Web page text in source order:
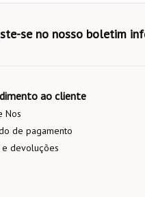
se no nosso boletim
ao cliente
Nos
de pagamento
e devoluções